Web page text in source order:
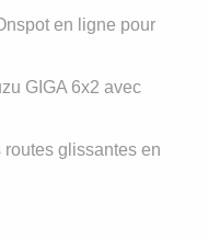
en ligne pour
GIGA 6x2 avec
glissantes en